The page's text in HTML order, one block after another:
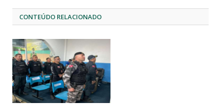
CONTEÚDO RELACIONADO